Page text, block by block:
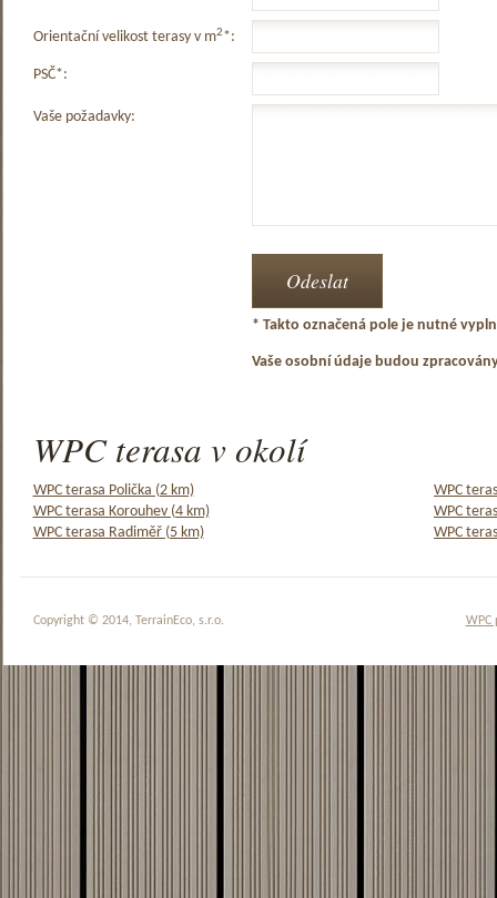
Orientační velikost terasy v m2*:
PSČ*:
Vaše požadavky:
* Takto označená pole je nutné
Vaše osobní údaje budou
WPC terasa v okolí
WPC terasa Polička (2 km)
WPC
WPC terasa Korouhev (4 km)
WPC
WPC terasa Radiměř (5 km)
WPC
WPC
Copyright © 2014, TerrainEco, s.r.o.